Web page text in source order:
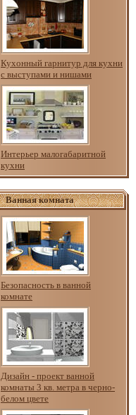
Кухонный гарнитур для кухни
с выступами и нишами
Интерьер малогабаритной
кухни
Ванная комната
Безопасность в ванной
комнате
Дизайн - проект ванной
комнаты 3 кв. метра в черно-
белом цвете